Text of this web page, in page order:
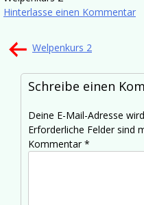
Hinterlasse einen Kommentar
Beitragsnavigation
Welpenkurs 2
Schreibe einen
Deine E-Mail-Adresse
Erforderliche Felder sind
Kommentar*